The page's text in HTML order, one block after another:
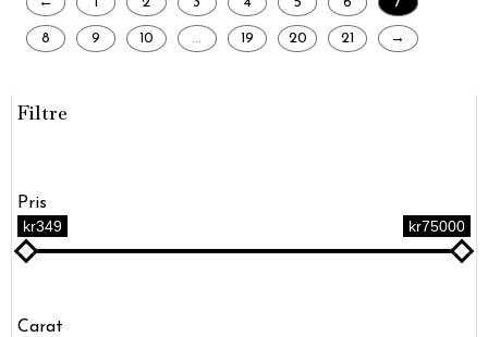
Filtre
Pris
kr349
kr75000
Carat
8 9 10 … 19 20 21 →